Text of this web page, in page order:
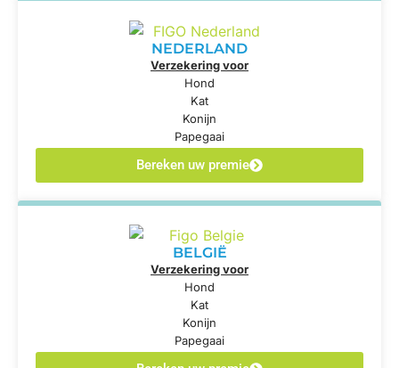
NEDERLAND
Verzekering voor
Hond
Kat
Konijn
Papegaai
Bereken uw premie
BELGIË
Verzekering voor
Hond
Kat
Konijn
Papegaai